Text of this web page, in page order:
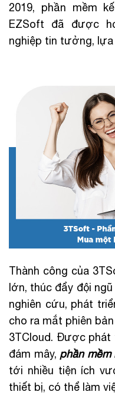
2019, phần mềm
EZSoft đã được
nghiệp tin tưởng, lựa
Thành công của
lớn, thúc đẩy đội
nghiên cứu, phát
cho ra mắt phiên
3TCloud. Được phát
đám mây, phần mềm
tới nhiều tiện ích
thiết bị, có thể làm